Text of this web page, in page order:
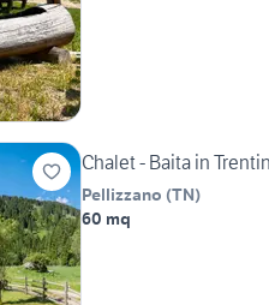
Chalet - Baita in
Pellizzano (TN)
60 mq